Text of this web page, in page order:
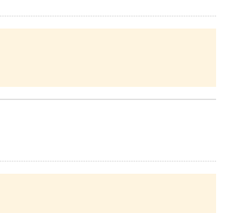
なされないよう、適